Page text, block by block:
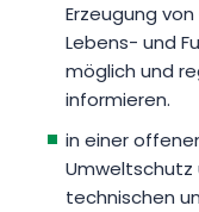
Erzeugung
Lebens- und
möglich und
informieren.
in einer
Umweltschutz
technischen